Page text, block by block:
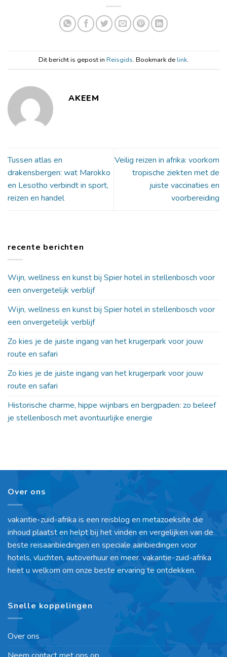
Dit bericht is gepost in Reisgids. Bookmark delink.
AKEEM
Tussen atlas en
drakensbergen: wat Marokko
en Lesotho verbindt in sport,
reizen en handel
Veilig reizen in afrika: voorkom
tropische ziekten met de
juiste vaccinaties en
voorbereiding
recente berichten
Wijn, wellness en kunst bij Spier hotel in stellenbosch voor
een onvergetelijk verblijf
Wijn, wellness en kunst bij Spier hotel in stellenbosch voor
een onvergetelijk verblijf
Zo kies je de juiste ingang van het krugerpark voor jouw
route en safari
Zo kies je de juiste ingang van het krugerpark voor jouw
route en safari
Historische charme, hippe wijnbars en bergpaden: zo beleef
je stellenbosch met avontuurlijke energie
Over ons
vakantie-zuid-afrika is een reisblog en metazoeksite die
inhoud plaatst en helpt bij het vinden en vergelijken van de
beste reisaanbiedingen en speciale aanbiedingen voor
hotels, vluchten, autoverhuur en meer. vakantie-zuid-afrika
heet u welkom om onze beste ervaring te ontdekken.
Snelle koppelingen
Over ons